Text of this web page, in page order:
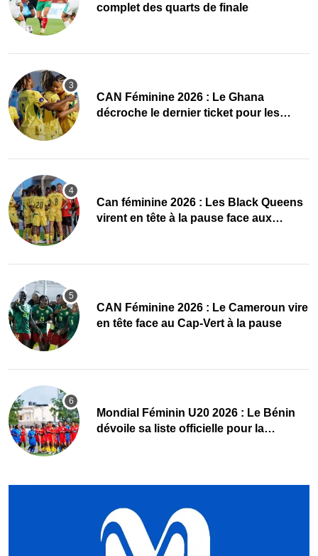
complet des quarts de finale
CAN Féminine 2026 : Le Ghana
décroche le dernier ticket pour les
‎Can féminine 2026 : Les Black Queens
virent en tête à la pause face aux
CAN Féminine 2026 : Le Cameroun vire
en tête face au Cap-Vert à la pause
Mondial Féminin U20 2026 : Le Bénin
dévoile sa liste officielle pour la